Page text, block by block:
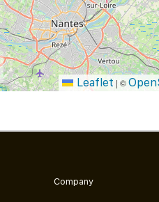
Leaflet | ©
Company